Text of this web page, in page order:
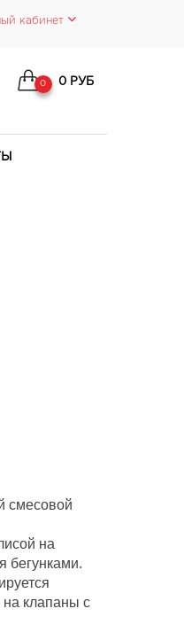
кабинет
0 0 РУБ
смесовой
на
бегунками.
клапаны с